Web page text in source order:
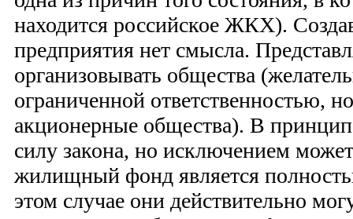
находится российское ЖКХ).
предприятия нет смысла.
организовывать общества
ограниченной ответственностью,
акционерные общества). В
силу закона, но исключением может
жилищный фонд является
этом случае они действительно